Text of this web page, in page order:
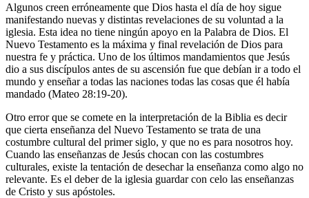
Algunos creen erróneamente que Dios hasta el día de hoy sigue
manifestando nuevas y distintas revelaciones de su voluntad a la
iglesia. Esta idea no tiene ningún apoyo en la Palabra de Dios. El
Nuevo Testamento es la máxima y final revelación de Dios para
nuestra fe y práctica. Uno de los últimos mandamientos que Jesús
dio a sus discípulos antes de su ascensión fue que debían ir a todo el
mundo y enseñar a todas las naciones todas las cosas que él había
mandado (Mateo 28:19-20).
Otro error que se comete en la interpretación de la Biblia es decir
que cierta enseñanza del Nuevo Testamento se trata de una
costumbre cultural del primer siglo, y que no es para nosotros hoy.
Cuando las enseñanzas de Jesús chocan con las costumbres
culturales, existe la tentación de desechar la enseñanza como algo no
relevante. Es el deber de la iglesia guardar con celo las enseñanzas
de Cristo y sus apóstoles.